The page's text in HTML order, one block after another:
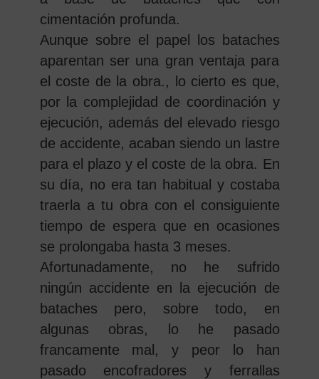
cimentación profunda.
Aunque sobre el papel los bataches
aparentan ser una gran ventaja para
el coste de la obra., lo cierto es que,
por la complejidad de coordinación y
ejecución, además del elevado riesgo
de accidente, acaban siendo un lastre
para el plazo y el coste de la obra. En
su día, no era tan habitual y costaba
traerla a tu obra con el consiguiente
tiempo de espera que en ocasiones
se prolongaba hasta 3 meses.
Afortunadamente, no he sufrido
ningún accidente en la ejecución de
bataches pero, sobre todo, en
algunas obras, lo he pasado
francamente mal, y peor lo han
pasado encofradores y ferrallas